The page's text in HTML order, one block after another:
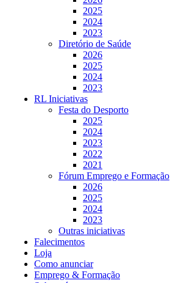
2025
2024
2023
Diretório de Saúde
2026
2025
2024
2023
RL Iniciativas
Festa do Desporto
2025
2024
2023
2022
2021
Fórum Emprego e Formação
2026
2025
2024
2023
Outras iniciativas
Falecimentos
Loja
Como anunciar
Emprego & Formação